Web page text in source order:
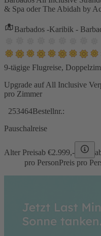
& Spa oder The Abidah by
Barbados -Karibik -
9-tägige Flugreise,
Upgrade auf All Inclusive
pro Zimmer
253464Bestellnr.:
Pauschalreise
Alter Preisab €2.999,-
pro PersonPreis pro